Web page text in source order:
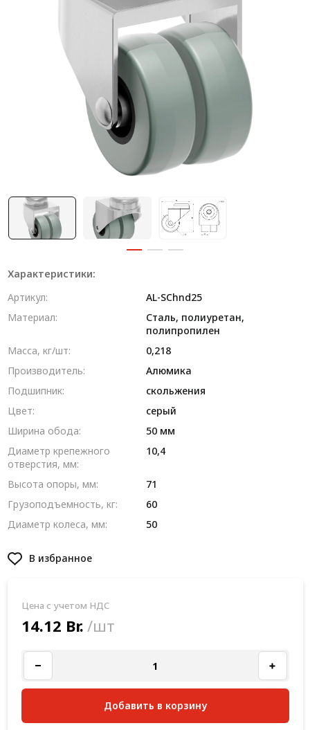
Система V-паза NEW!
Алюминиевые промышленные ограждения
Алюминиевая промышленная мебель
Крейты и кассеты Subrack systems
Профиль строительного назначения
Радиаторный алюминиевый профиль NEW!
Лист алюминиевый
Метрический крепеж
Конструкции из профиля
Характеристики:
Артикул:
AL-SChnd25
Материал:
Сталь, полиуретан,
полипропилен
Масса, кг/шт:
0,218
Производитель:
Алюмика
Подшипник:
скольжения
Цвет:
серый
Ширина обода:
50 мм
Диаметр крепежного
отверстия, мм:
10,4
Высота опоры, мм:
71
Грузоподъемность, кг:
60
Диаметр колеса, мм:
50
В избранное
Цена с учетом НДС
14.12 Br. /шт
Добавить в корзину